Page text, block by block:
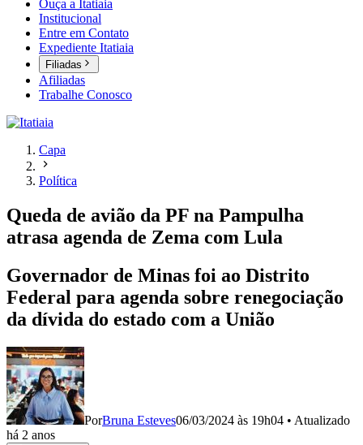
Ouça a Itatiaia
Institucional
Entre em Contato
Expediente Itatiaia
Filiadas
Afiliadas
Trabalhe Conosco
Capa
Política
Queda de avião da PF na Pampulha
atrasa agenda de Zema com Lula
Governador de Minas foi ao Distrito
Federal para agenda sobre renegociação
da dívida do estado com a União
PorBruna Esteves06/03/2024 às 19h04 • Atualizado
há 2 anos